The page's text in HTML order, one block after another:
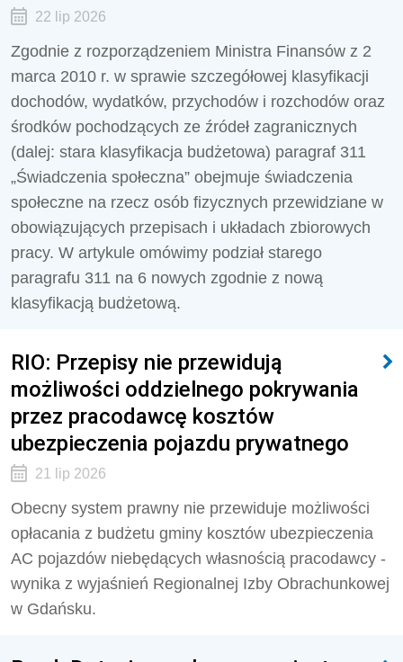
22 lip 2026
Zgodnie z rozporządzeniem Ministra Finansów z 2
marca 2010 r. w sprawie szczegółowej klasyfikacji
dochodów, wydatków, przychodów i rozchodów oraz
środków pochodzących ze źródeł zagranicznych
(dalej: stara klasyfikacja budżetowa) paragraf 311
„Świadczenia społeczna” obejmuje świadczenia
społeczne na rzecz osób fizycznych przewidziane w
obowiązujących przepisach i układach zbiorowych
pracy. W artykule omówimy podział starego
paragrafu 311 na 6 nowych zgodnie z nową
klasyfikacją budżetową.
RIO: Przepisy nie przewidują
możliwości oddzielnego pokrywania
przez pracodawcę kosztów
ubezpieczenia pojazdu prywatnego
21 lip 2026
Obecny system prawny nie przewiduje możliwości
opłacania z budżetu gminy kosztów ubezpieczenia
AC pojazdów niebędących własnością pracodawcy -
wynika z wyjaśnień Regionalnej Izby Obrachunkowej
w Gdańsku.